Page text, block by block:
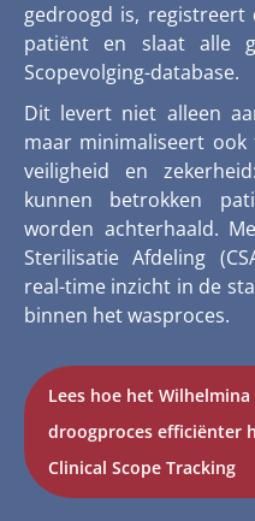
gedroogd is,
patiënt en slaat alle
Scopevolging-database.
Dit levert niet alleen
maar minimaliseert
veiligheid en
kunnen betrokken
worden achterhaald.
Sterilisatie Afdeling
real-time inzicht in de
binnen het wasproces.
Lees hoe het
droogproces efficiënter
Clinical Scope Tracking